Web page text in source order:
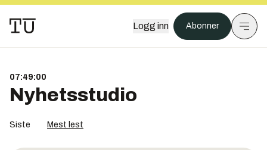
Logg inn Abonner
07:49:00
Nyhetsstudio
Siste Mest lest